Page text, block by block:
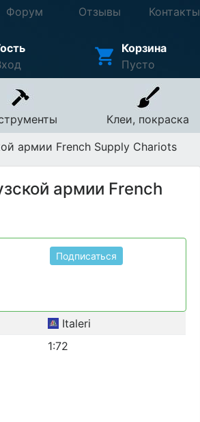
Форум Отзывы Контакты
Корзина
Пусто
Клеи, покраска
армии French Supply Chariots
армии French
Подписаться
Italeri
1:72